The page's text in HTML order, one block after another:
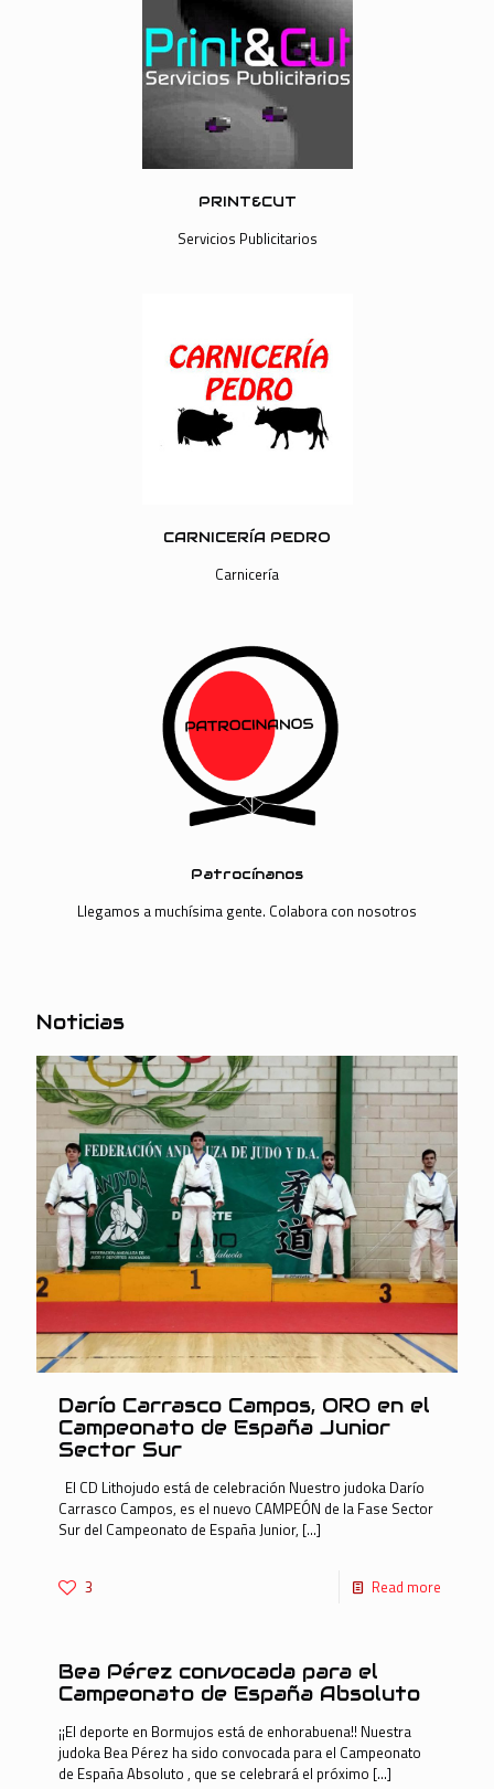
PRINT&CUT
Servicios Publicitarios
CARNICERÍA PEDRO
Carnicería
Patrocínanos
Llegamos a muchísima gente. Colabora con nosotros
Noticias
Darío Carrasco Campos, ORO en el
Campeonato de España Junior
Sector Sur
El CD Lithojudo está de celebración Nuestro judoka Darío
Carrasco Campos, es el nuevo CAMPEÓN de la Fase Sector
Sur del Campeonato de España Junior, […]
3 Read more
Bea Pérez convocada para el
Campeonato de España Absoluto
¡¡El deporte en Bormujos está de enhorabuena!! Nuestra
judoka Bea Pérez ha sido convocada para el Campeonato
de España Absoluto , que se celebrará el próximo […]